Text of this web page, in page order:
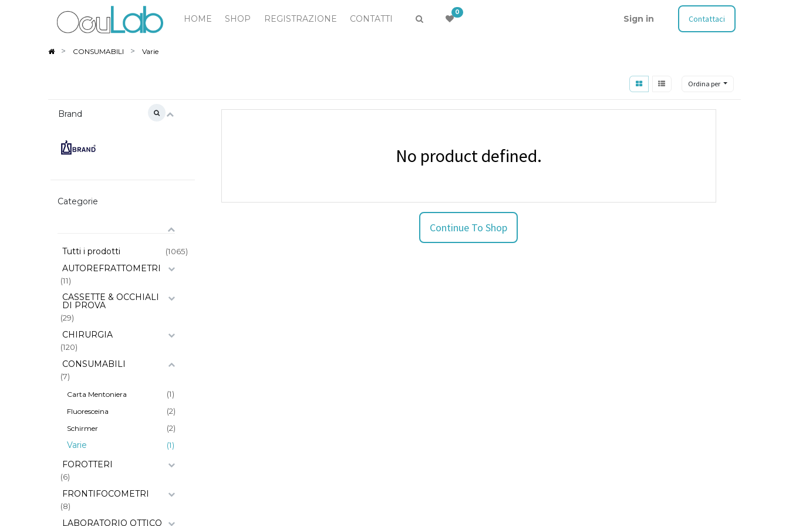
HOME SHOP REGISTRAZIONE CONTATTI
0
Sign in Contattaci
CONSUMABILI Varie
Ordina per
Brand
Categorie
Tutti i prodotti (1065)
AUTOREFRATTOMETRI
(11)
CASSETTE & OCCHIALI
DI PROVA
(29)
CHIRURGIA
(120)
CONSUMABILI
(7)
Carta Mentoniera (1)
Fluoresceina (2)
Schirmer (2)
Varie (1)
FOROTTERI
(6)
FRONTIFOCOMETRI
(8)
LABORATORIO OTTICO
No product defined.
Continue To Shop